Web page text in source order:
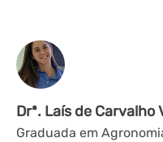
Drª. Laís de Carvalho
Graduada em